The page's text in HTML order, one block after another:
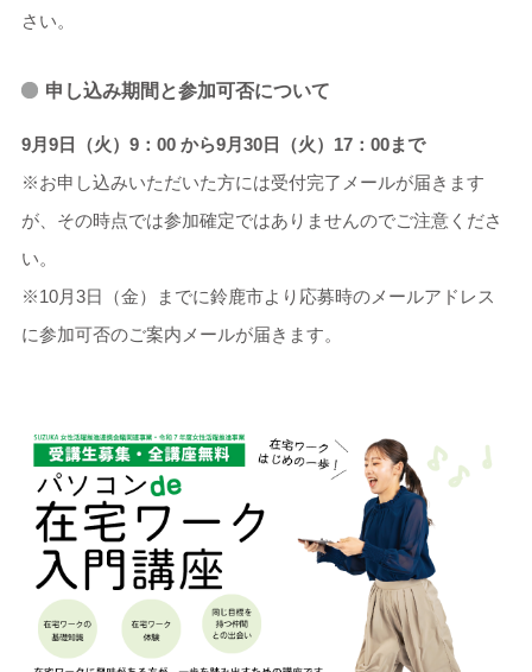
さい。
申し込み期間と参加可否について
9月9日（火）9：00 から9月30日（火）17：00まで
※お申し込みいただいた方には受付完了メールが届きます
が、その時点では参加確定ではありませんのでご注意くださ
い。
※10月3日（金）までに鈴鹿市より応募時のメールアドレス
に参加可否のご案内メールが届きます。